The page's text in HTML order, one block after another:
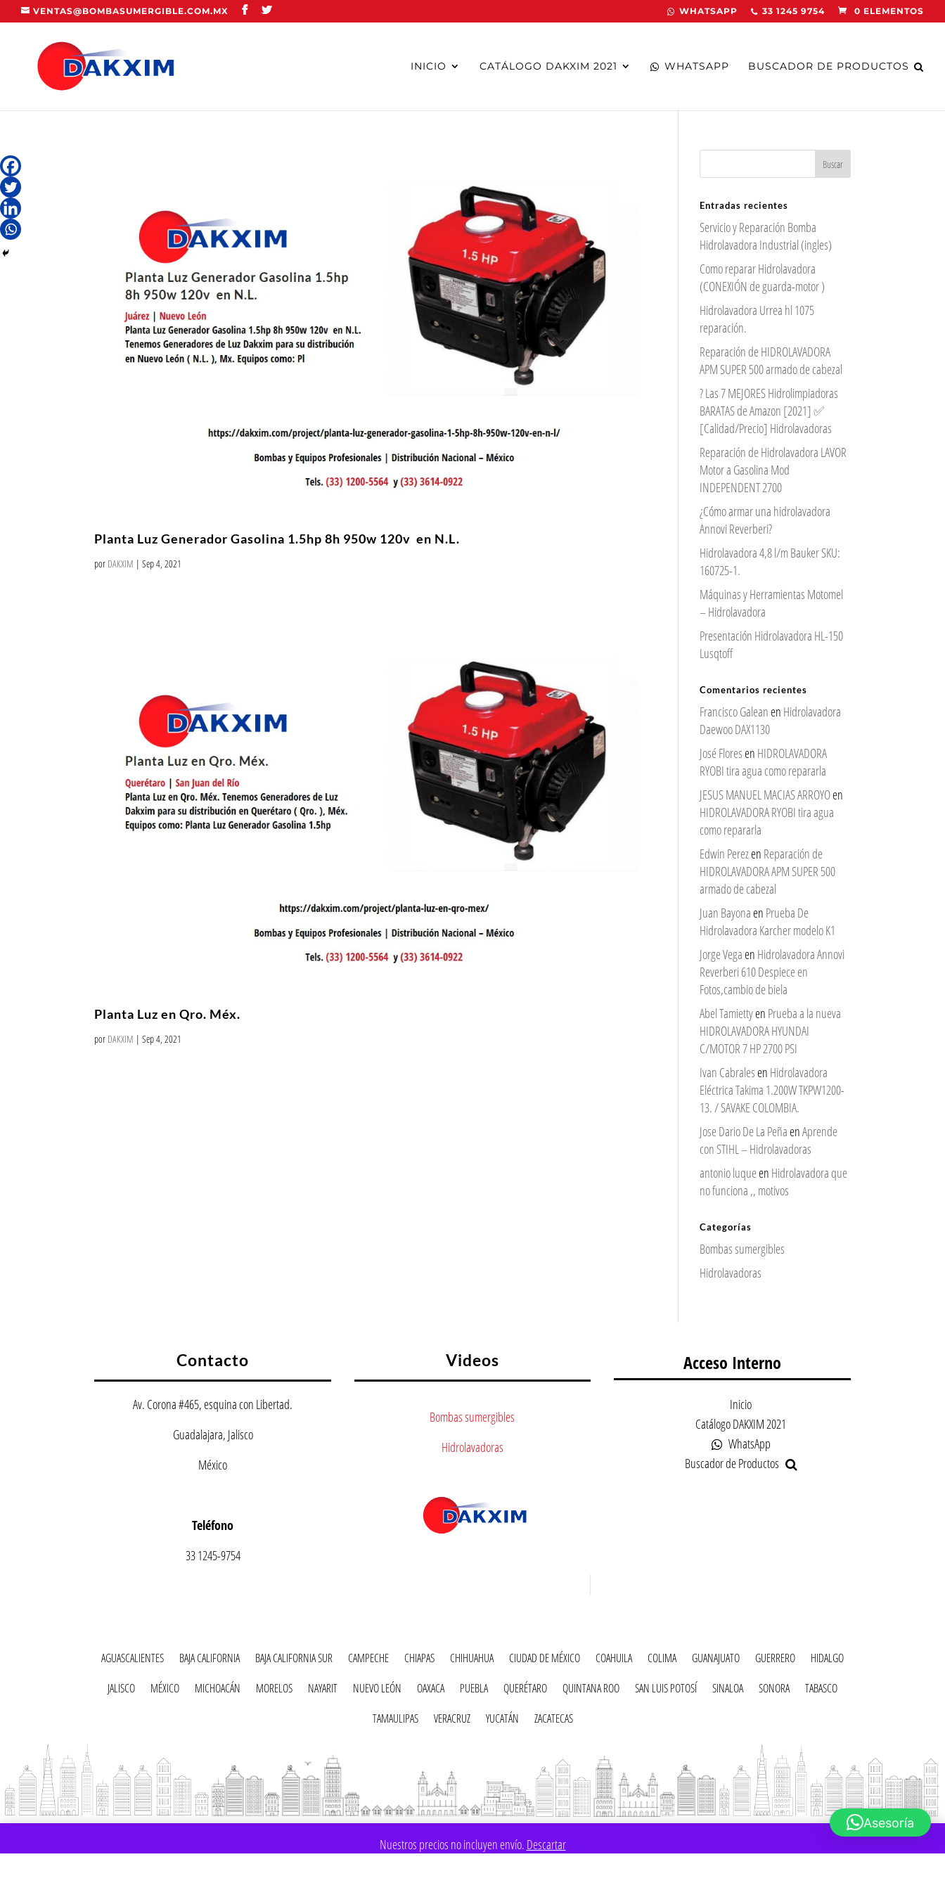
Nuestros precios no incluyen envío. Descartar
VENTAS@BOMBASUMERGIBLE.COM.MX WHATSAPP 33 1245 9754 0 ELEMENTOS
INICIO CATÁLOGO DAKXIM 2021 WHATSAPP BUSCADOR DE PRODUCTOS
Planta Luz Generador Gasolina 1.5hp 8h 950w 120v en N.L.
por DAKXIM |Sep 4, 2021
Planta Luz en Qro. Méx.
por DAKXIM |Sep 4, 2021
Entradas recientes
Servicio y Reparación Bomba
Hidrolavadora Industrial (ingles)
Como reparar Hidrolavadora
(CONEXIÓN de guarda-motor )
Hidrolavadora Urrea hl 1075
reparación.
Reparación de HIDROLAVADORA
APM SUPER 500 armado de cabezal
? Las 7 MEJORES Hidrolimpiadoras
BARATAS de Amazon [2021] ✅
[Calidad/Precio] Hidrolavadoras
Reparación de Hidrolavadora LAVOR
Motor a Gasolina Mod
INDEPENDENT 2700
¿Cómo armar una hidrolavadora
Annovi Reverberi?
Hidrolavadora 4,8 l/m Bauker SKU:
160725-1.
Máquinas y Herramientas Motomel
– Hidrolavadora
Presentación Hidrolavadora HL-150
Lusqtoff
Comentarios recientes
Francisco Galeanen Hidrolavadora
Daewoo DAX1130
José Floresen HIDROLAVADORA
RYOBI tira agua como repararla
JESUS MANUEL MACIAS ARROYOen
HIDROLAVADORA RYOBI tira agua
como repararla
Edwin Perezen Reparación de
HIDROLAVADORA APM SUPER 500
armado de cabezal
Juan Bayonaen Prueba De
Hidrolavadora Karcher modelo K1
Jorge Vegaen Hidrolavadora Annovi
Reverberi 610 Despiece en
Fotos,cambio de biela
Abel Tamiettyen Prueba a la nueva
HIDROLAVADORA HYUNDAI
C/MOTOR 7 HP 2700 PSI
Ivan Cabralesen Hidrolavadora
Eléctrica Takima 1.200W TKPW1200-
13. / SAVAKE COLOMBIA.
Jose Dario De La PeñaenAprende
con STIHL – Hidrolavadoras
antonio luqueen Hidrolavadora que
no funciona ,, motivos
Categorías
Bombas sumergibles
Hidrolavadoras
Contacto
Av. Corona #465, esquina con Libertad.
Guadalajara, Jalisco
México
Teléfono
33 1245-9754
Videos
Bombas sumergibles
Hidrolavadoras
Acceso Interno
Inicio
Catálogo DAKXIM 2021
WhatsApp
Buscador de Productos
AGUASCALIENTES BAJA CALIFORNIA BAJA CALIFORNIA SUR CAMPECHE CHIAPAS CHIHUAHUA CIUDAD DE MÉXICO COAHUILA COLIMA GUANAJUATO GUERRERO
HIDALGO
JALISCO
MÉXICO MICHOACÁN MORELOS NAYARIT NUEVO LEÓN OAXACA PUEBLA QUERÉTARO QUINTANA ROO SAN LUIS POTOSÍ SINALOA SONORA
TABASCO
TAMAULIPAS
VERACRUZ YUCATÁN ZACATECAS
Asesoría